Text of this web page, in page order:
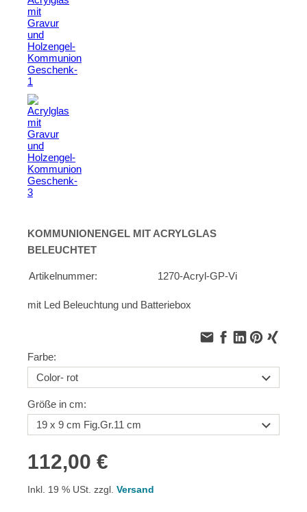
KOMMUNIONENGEL MIT ACRYLGLAS
BELEUCHTET
Artikelnummer: 1270-Acryl-GP-Vi
mit Led Beleuchtung und Batteriebox
Farbe:
Größe in cm:
112,00 €
Inkl. 19 % USt. zzgl. Versand